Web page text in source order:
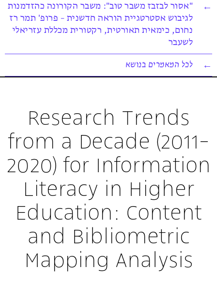
"אסור לבזבז משבר טוב": משבר הקורונה כהזדמנות
לגיבוש אסטרטגיית הוראה חדשנית – פרופ' תמר רז
נחום, כימאית תאורטית, רקטורית מכללת עזריאלי
לשעבר
לכל המאמרים בנושא
Research Trends
from a Decade (2011-
2020) for Information
Literacy in Higher
Education: Content
and Bibliometric
Mapping Analysis